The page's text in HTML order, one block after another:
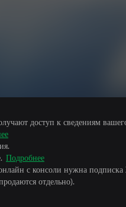
доступ к сведениям
Подробнее
с консоли нужна
отдельно).